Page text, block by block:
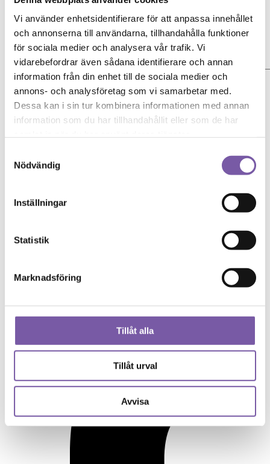
Vi använder enhetsidentifierare för att anpassa innehållet
och annonserna till användarna, tillhandahålla funktioner
för sociala medier och analysera vår trafik. Vi
vidarebefordrar även sådana identifierare och annan
information från din enhet till de sociala medier och
annons- och analysföretag som vi samarbetar med.
Dessa kan i sin tur kombinera informationen med annan
information som du har tillhandahållit eller som de har
Nödvändig
Inställningar
Statistik
Marknadsföring
Tillåt alla
Tillåt urval
Avvisa
Ditt namn
Din e-postadress
Samtycke
Jag godkänner integritetspolicyn.
Om oss
Återförsäljare
Cookies
FAQ
Rabattkod